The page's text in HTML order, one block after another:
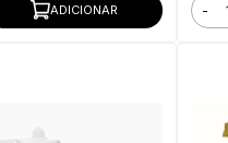
ADICIONAR -